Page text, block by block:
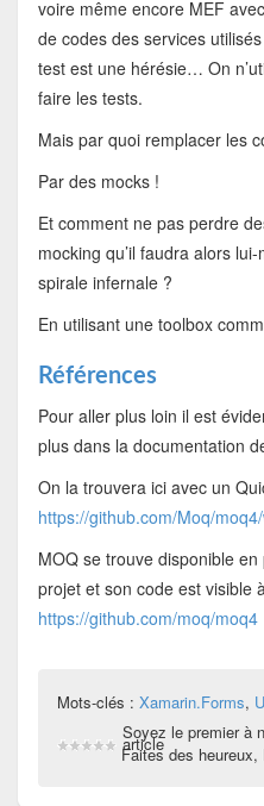
voire même encore MEF
de codes des services
test est une hérésie… On
faire les tests.
Mais par quoi remplacer les
Par des mocks !
Et comment ne pas perdre
mocking qu’il faudra alors
spirale infernale ?
En utilisant une toolbox
Références
Pour aller plus loin il est
plus dans la documentation
On la trouvera ici avec un
https://github.com/Moq/
MOQ se trouve disponible
projet et son code est visible
https://github.com/moq/moq4
Mots-clés : Xamarin.Forms,
Soyez le premier à
article
Faites des heureux,